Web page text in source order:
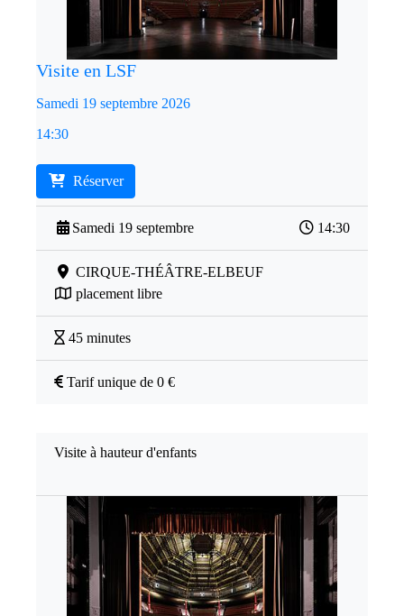
Visite en LSF
Samedi 19 septembre 2026
14:30
Réserver
Samedi 19 septembre 14:30
CIRQUE-THÉÂTRE-ELBEUF
placement libre
45 minutes
Tarif unique de 0 €
Visite à hauteur d'enfants